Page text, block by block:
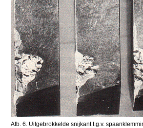
Afb. 6. Uitgebrokkelde snijkant t.g.v.